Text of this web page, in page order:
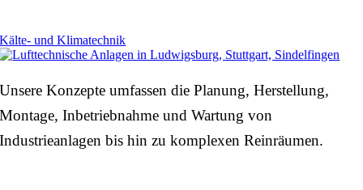
Kälte- und Klimatechnik
Unsere Konzepte umfassen die Planung, Herstellung,
Montage, Inbetriebnahme und Wartung von
Industrieanlagen bis hin zu komplexen Reinräumen.